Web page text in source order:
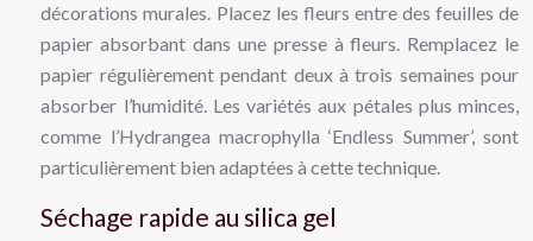
décorations murales. Placez les fleurs entre des feuilles de
papier absorbant dans une presse à fleurs. Remplacez le
papier régulièrement pendant deux à trois semaines pour
absorber l’humidité. Les variétés aux pétales plus minces,
comme l’Hydrangea macrophylla ‘Endless Summer’, sont
particulièrement bien adaptées à cette technique.
Séchage rapide au silica gel